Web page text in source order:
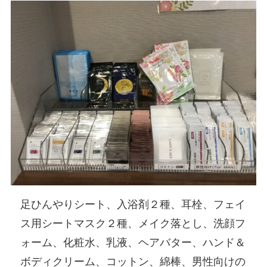
足ひんやりシート、入浴剤２種、耳栓、フェイ
ス用シートマスク２種、メイク落とし、洗顔フ
ォーム、化粧水、乳液、ヘアバター、ハンド＆
ボディクリーム、コットン、綿棒、男性向けの